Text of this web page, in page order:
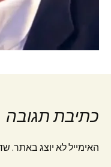
כתיבת תגובה
האימייל לא יוצג באתר.